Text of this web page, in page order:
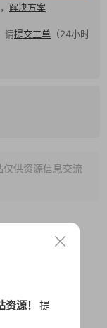
解决方案
请提交工单 （24小时
供资源信息交流
fcpx标题
源！ 提